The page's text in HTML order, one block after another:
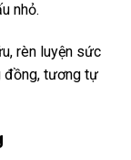
nhỏ.
rèn luyện sức
đồng, tương tự